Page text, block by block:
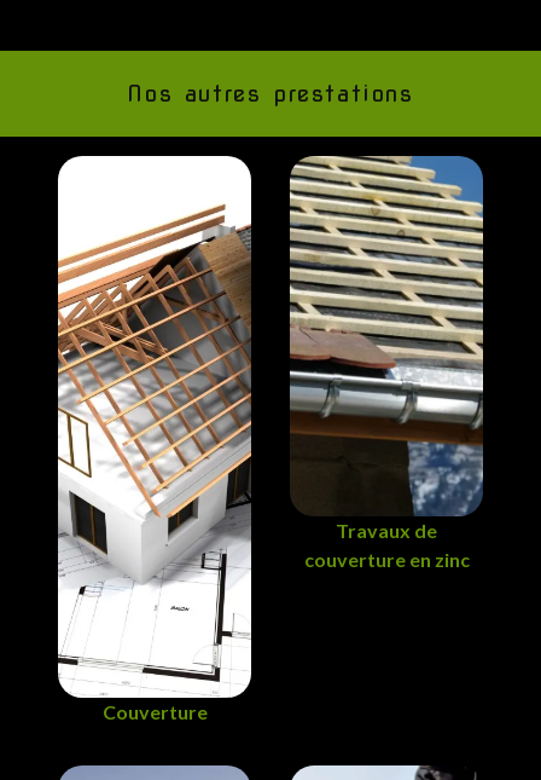
Nos autres prestations
Couverture
Travaux de
couverture en zinc